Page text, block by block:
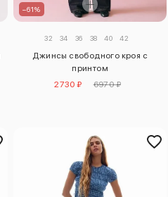
–61%
32 34 36 38 40 42
Джинсы свободного кроя с
принтом
2730 ₽
6970 ₽